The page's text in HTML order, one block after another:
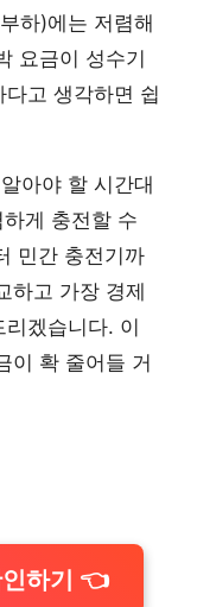
하)에는 저렴해
요금이 성수기
고 생각하면 쉽
아야 할 시간대
게 충전할 수
민간 충전기까
하고 가장 경제
겠습니다. 이
이 확 줄어들 거
하기 👈